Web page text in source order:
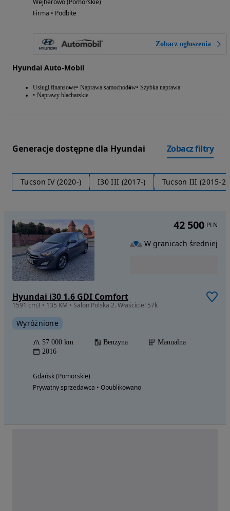
Wejherowo (Pomorskie)
Firma • Podbite
Zobacz ogłoszenia
Hyundai Auto-Mobil
Usługi finansowe Naprawa samochodów Szybka naprawa
Naprawy blacharskie
Generacje dostępne dla Hyundai Zobacz filtry
Tucson IV (2020-) I30 III (2017-) Tucson III (2015-
Hyundai i30 1.6 GDI Comfort
1591 cm3 • 135 KM • Salon Polska 2. Właściciel 57k
Wyróżnione
57 000 km Benzyna
Manualna
2016
Gdańsk (Pomorskie)
Prywatny sprzedawca • Opublikowano
42 500 PLN
W granicach średniej